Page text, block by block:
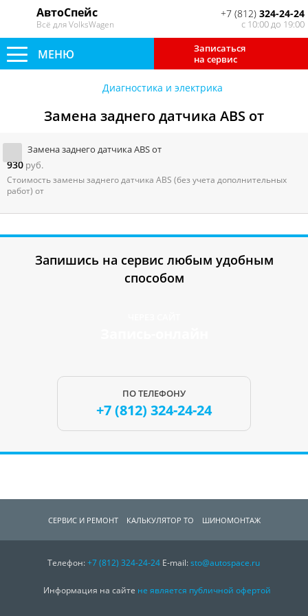
АвтоСпейс
Всё для VolksWagen
+7 (812) 324-24-24
с 10:00 до 19:00
Записаться
на сервис
МЕНЮ
Диагностика и электрика
Замена заднего датчика ABS от
Замена заднего датчика ABS от
930 руб.
Стоимость замены заднего датчика ABS (без учета дополнительных
работ) от
Запишись на сервис любым удобным
способом
ПО ТЕЛЕФОНУ
+7 (812) 324-24-24
СЕРВИС И РЕМОНТ КАЛЬКУЛЯТОР ТО ШИНОМОНТАЖ
СПЕЦПРЕДЛОЖЕНИЯ О КОМПАНИИ КОНТАКТЫ
Телефон:+7 (812)324-24-24 E-mail:sto@autospace.ru
Информация на сайте не является публичной офертой